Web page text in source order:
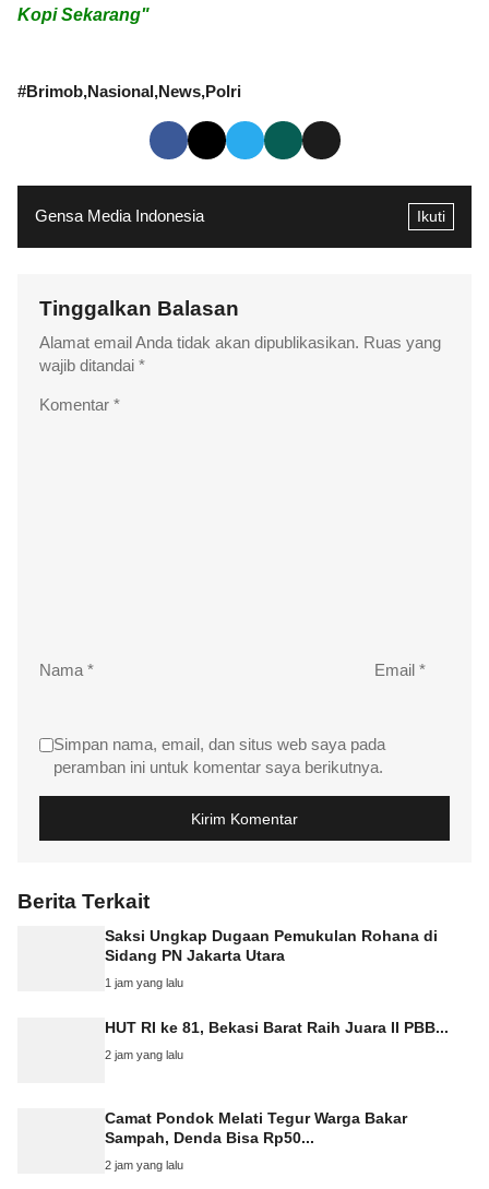
Kopi Sekarang"
#Brimob Nasional News Polri
Gensa Media Indonesia Ikuti
Tinggalkan Balasan
Alamat email Anda tidak akan dipublikasikan. Ruas yang
wajib ditandai *
Komentar *
Nama * Email *
Simpan nama, email, dan situs web saya pada
peramban ini untuk komentar saya berikutnya.
Berita Terkait
Saksi Ungkap Dugaan Pemukulan Rohana di
Sidang PN Jakarta Utara
1 jam yang lalu
HUT RI ke 81, Bekasi Barat Raih Juara II PBB...
2 jam yang lalu
Camat Pondok Melati Tegur Warga Bakar
Sampah, Denda Bisa Rp50...
2 jam yang lalu